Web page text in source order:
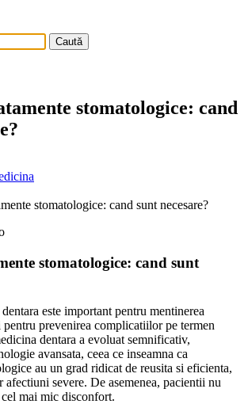
stomatologice: cand
stomatologice: cand sunt necesare?
stomatologice: cand sunt
este important pentru mentinerea
pentru prevenirea complicatiilor pe termen
dentara a evoluat semnificativ,
avansata, ceea ce inseamna ca
au un grad ridicat de reusita si eficienta,
severe. De asemenea, pacientii nu
mai mic disconfort.